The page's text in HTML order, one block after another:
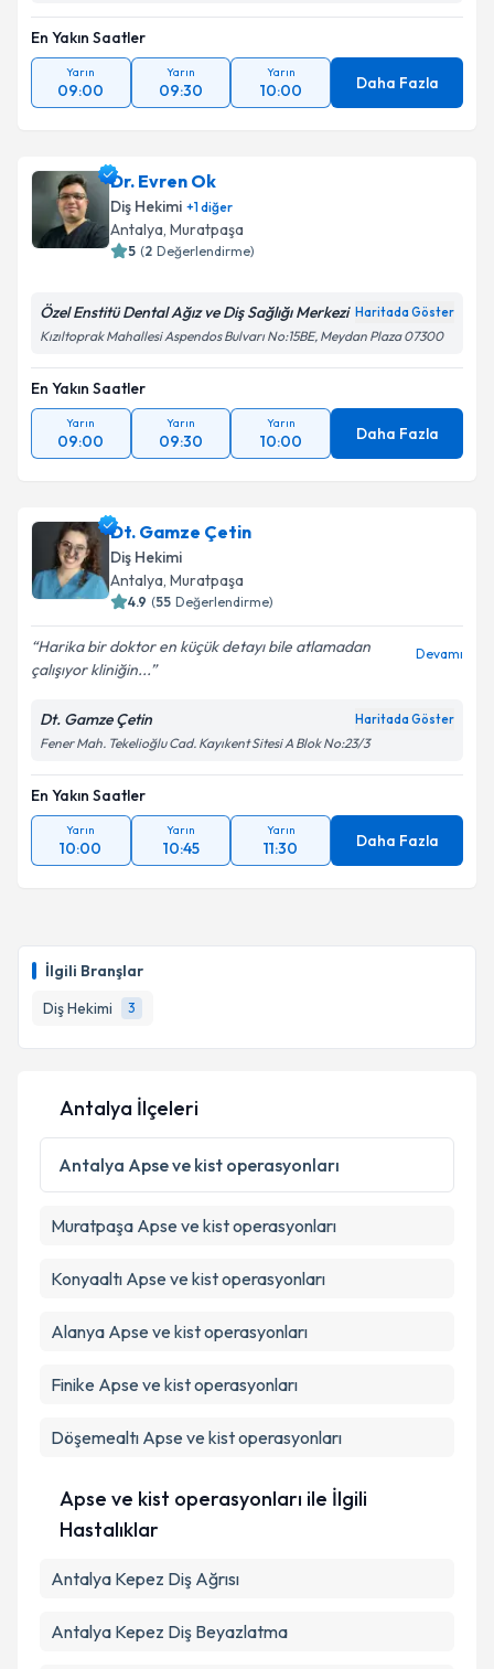
İlgili Branşlar
Diş Hekimi
3
En Yakın Saatler
Yarın
09:00
Yarın
09:30
Yarın
10:00 Daha Fazla
Dr. Evren Ok
Diş Hekimi +1diğer
Antalya, Muratpaşa
5 (2 Değerlendirme)
Özel Enstitü Dental Ağız ve Diş Sağlığı Merkezi Haritada Göster
Kızıltoprak Mahallesi Aspendos Bulvarı No:15BE, Meydan Plaza 07300
En Yakın Saatler
Yarın
09:00
Yarın
09:30
Yarın
10:00 Daha Fazla
Dt. Gamze Çetin
Diş Hekimi
Antalya, Muratpaşa
4.9 (55 Değerlendirme)
Harika bir doktor en küçük detayı bile atlamadan
çalışıyor kliniğin...
Devamı
Dt. Gamze Çetin Haritada Göster
Fener Mah. Tekelioğlu Cad. Kayıkent Sitesi A Blok No:23/3
En Yakın Saatler
Yarın
10:00
Yarın
10:45
Yarın
11:30 Daha Fazla
Antalya İlçeleri
Antalya Apse ve kist operasyonları
Muratpaşa Apse ve kist operasyonları
Konyaaltı Apse ve kist operasyonları
Alanya Apse ve kist operasyonları
Finike Apse ve kist operasyonları
Döşemealtı Apse ve kist operasyonları
Apse ve kist operasyonları ile İlgili
Hastalıklar
Antalya Kepez Diş Ağrısı
Antalya Kepez Diş Beyazlatma